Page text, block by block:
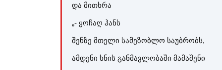
და მითხრა
„- ყოჩაღ ჰანს
შენზე მთელი სამეზობლო საუბრობს,
ამდენი ხნის განმავლობაში მამაშენი